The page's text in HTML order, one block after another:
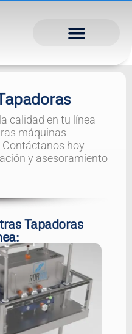
calidad en tu línea
máquinas
hoy
y asesoramiento
Tapadoras